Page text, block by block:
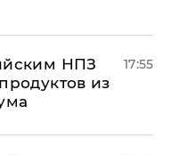
НПЗ
из
17:55